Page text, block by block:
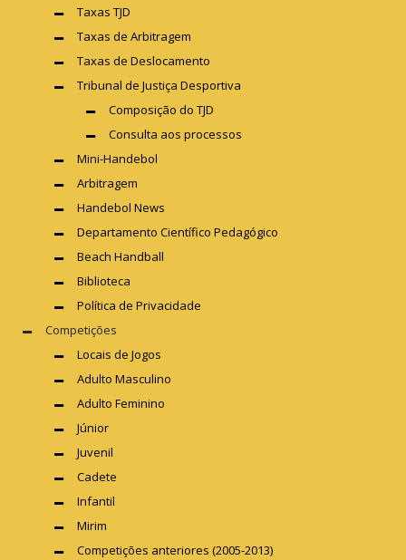
Taxas TJD
Taxas de Arbitragem
Taxas de Deslocamento
Tribunal de Justiça Desportiva
Composição do TJD
Consulta aos processos
Mini-Handebol
Arbitragem
Handebol News
Departamento Científico Pedagógico
Beach Handball
Biblioteca
Política de Privacidade
Competições
Locais de Jogos
Adulto Masculino
Adulto Feminino
Júnior
Juvenil
Cadete
Infantil
Mirim
Competições anteriores (2005-2013)